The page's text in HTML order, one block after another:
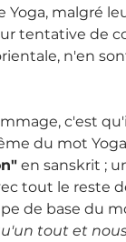
Yoga, malgré
tentative de
n'en
c'est
du mot
en sanskrit ;
tout le reste
de base du
tout et